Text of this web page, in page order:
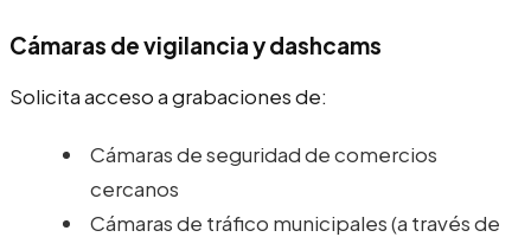
Cámaras de vigilancia y dashcams
Solicita acceso a grabaciones de:
Cámaras de seguridad de comercios
cercanos
Cámaras de tráfico municipales (a través de